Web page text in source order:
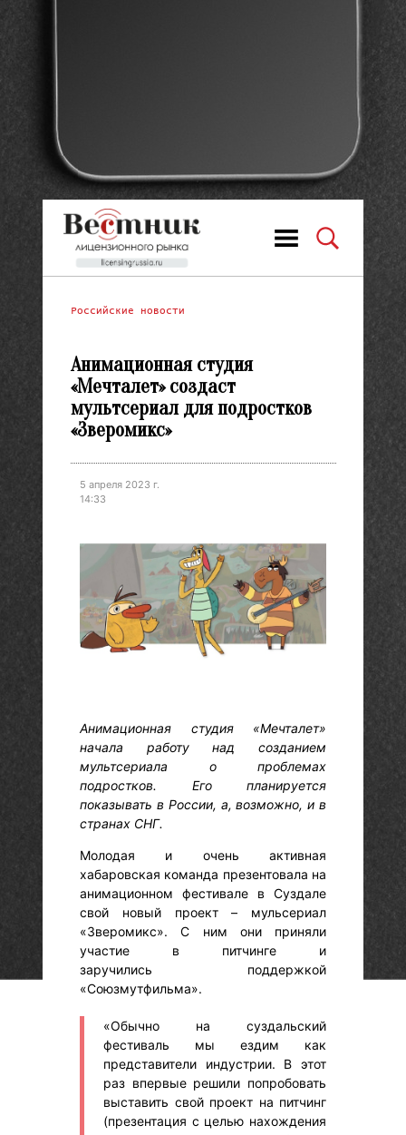
Российские новости
Анимационная студия
«Мечталет» создаст
мультсериал для подростков
«Зверомикс»
5 апреля 2023 г.
14:33
Анимационная студия «Мечталет»
начала работу над созданием
мультсериала о проблемах
подростков. Его планируется
показывать в России, а, возможно, и в
странах СНГ.
Молодая и очень активная
хабаровская команда презентовала на
анимационном фестивале в Суздале
свой новый проект – мульсериал
«Зверомикс». С ним они приняли
участие в питчинге и
заручились поддержкой
«Союзмутфильма».
«Обычно на суздальский
фестиваль мы ездим как
представители индустрии. В этот
раз впервые решили попробовать
выставить свой проект на питчинг
(презентация с целью нахождения